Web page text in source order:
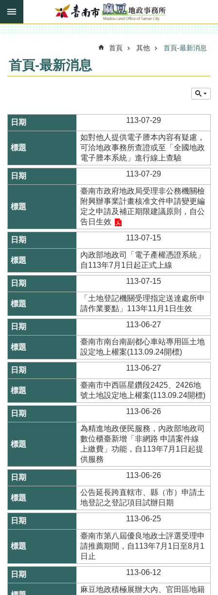
跳到主要內容區塊
搜
進
階
報
關
介
申
與
查
詢
民
服
務
民
意
流
下
載
專
主
專
區
其
他
服
務
地
籍
圖
價
登
錄
首頁 其他 首頁-最新消息
首頁-最新消息
113-07-29
如對他人提供電子謄本內容有疑慮，
可洽地政事務所查證或至「全國地政
電子謄本系統」進行線上查驗
113-07-29
臺南市政府地政局受理非公務機關檢
附興辦事業計畫核准文件申請變更編
定之申請及補正期限建議原則，自公
告日生效
113-07-15
內政部地政司「電子產權憑證系統」
自113年7月1日起正式上線
113-07-15
「土地登記機關受理指定送達處所申
請作業要點」113年11月1日生效
113-06-27
臺南市南台南副都心車站專用區土地
設定地上權案(113.09.24開標)
113-06-27
臺南市中西區星鑽段2425、2426地
號土地設定地上權案(113.09.24開標)
113-06-26
為精進地政便民服務，內政部地政司
數位櫃臺新增「非網路 申請案件線
上繳費」功能，自113年7月1日起提
供服務
113-06-26
公告延長跨直轄市、縣（市）申請土
地登記之登記項目試辦日期
113-06-25
臺南市第八屆優良地政士評選受理申
請推薦期間，自113年7月1日至8月1
日止
113-06-12
麻豆地政積極展辦大內、官田區地籍